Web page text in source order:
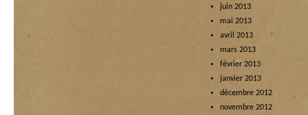
juin 2013
mai 2013
avril 2013
mars 2013
février 2013
janvier 2013
décembre 2012
novembre 2012